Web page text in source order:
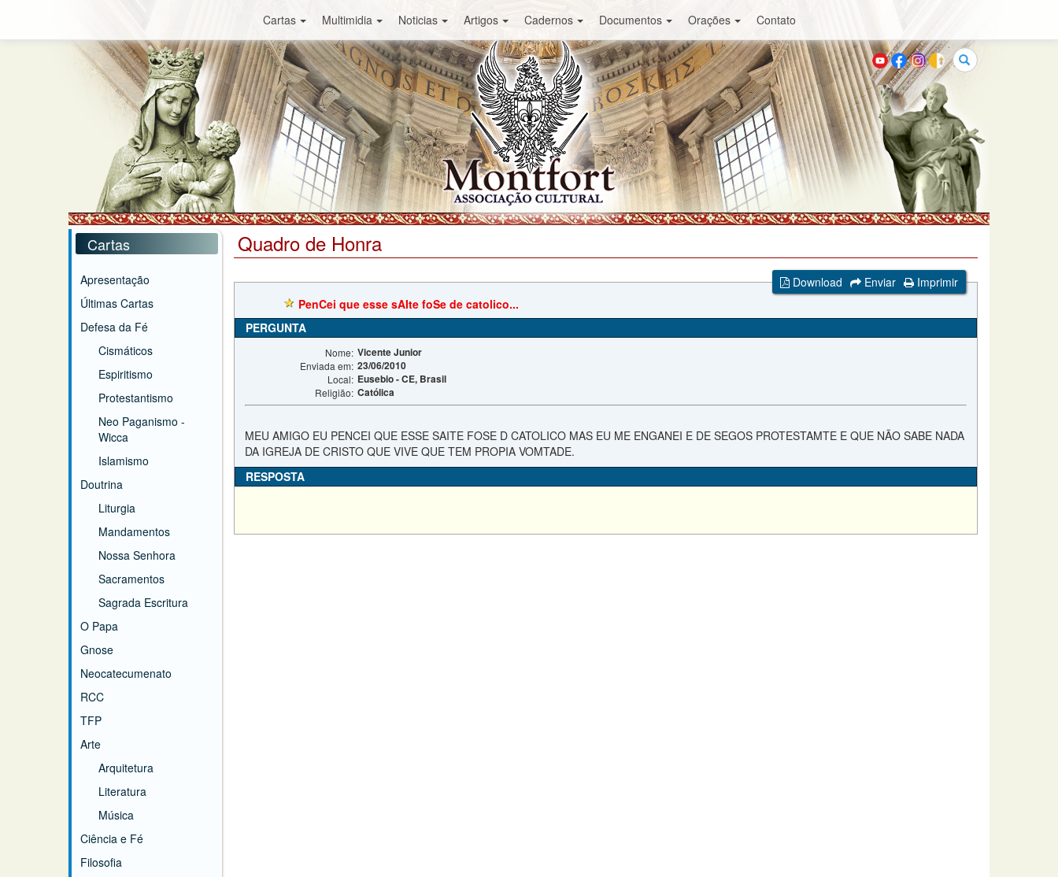
Cartas Multimidia Noticias Artigos Cadernos Documentos Orações Contato
Buscar
Cartas
Apresentação
Últimas Cartas
Defesa da Fé
Cismáticos
Espiritismo
Protestantismo
Neo Paganismo -
Wicca
Islamismo
Doutrina
Liturgia
Mandamentos
Nossa Senhora
Sacramentos
Sagrada Escritura
O Papa
Gnose
Neocatecumenato
RCC
TFP
Arte
Arquitetura
Literatura
Música
Ciência e Fé
Filosofia
Quadro de Honra
Download Enviar
Imprimir
PenCei que esse sAIte foSe de catolico...
PERGUNTA
Nome: Vicente Junior
Enviada em: 23/06/2010
Local: Eusebio - CE, Brasil
Religião: Católica
MEU AMIGO EU PENCEI QUE ESSE SAITE FOSE D CATOLICO MAS EU ME ENGANEI E DE SEGOS PROTESTAMTE E QUE NÃO SABE NADA
DA IGREJA DE CRISTO QUE VIVE QUE TEM PROPIA VOMTADE.
RESPOSTA